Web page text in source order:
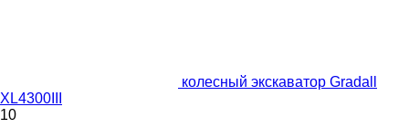
колесный экскаватор Gradall
XL4300III
10